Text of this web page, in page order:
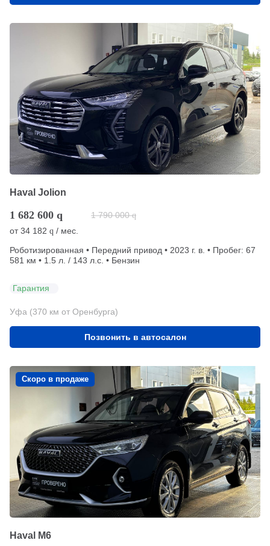
Haval Jolion
1 682 600 q 1 790 000 q
от34 182 q / мес.
Роботизированная • Передний привод • 2023 г. в. • Пробег: 67
581 км • 1.5 л. / 143 л.с. • Бензин
Гарантия
Уфа (370 км от Оренбурга)
Позвонить в автосалон
Скоро в продаже
Haval M6